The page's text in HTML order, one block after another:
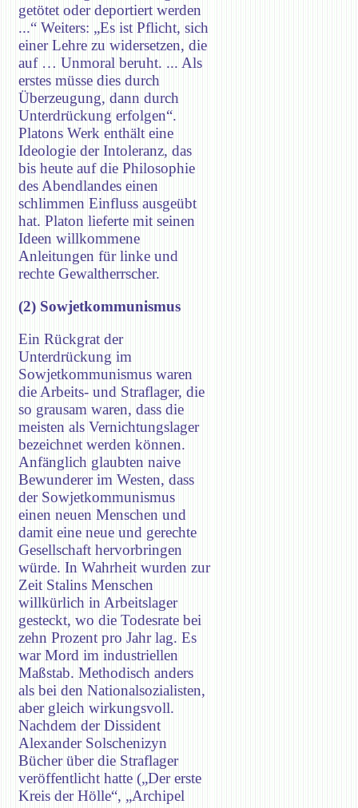
getötet oder deportiert werden
...“ Weiters: „Es ist Pflicht, sich
einer Lehre zu widersetzen, die
auf … Unmoral beruht. ... Als
erstes müsse dies durch
Überzeugung, dann durch
Unterdrückung erfolgen“.
Platons Werk enthält eine
Ideologie der Intoleranz, das
bis heute auf die Philosophie
des Abendlandes einen
schlimmen Einfluss ausgeübt
hat. Platon lieferte mit seinen
Ideen willkommene
Anleitungen für linke und
rechte Gewaltherrscher.
(2) Sowjetkommunismus
Ein Rückgrat der
Unterdrückung im
Sowjetkommunismus waren
die Arbeits- und Straflager, die
so grausam waren, dass die
meisten als Vernichtungslager
bezeichnet werden können.
Anfänglich glaubten naive
Bewunderer im Westen, dass
der Sowjetkommunismus
einen neuen Menschen und
damit eine neue und gerechte
Gesellschaft hervorbringen
würde. In Wahrheit wurden zur
Zeit Stalins Menschen
willkürlich in Arbeitslager
gesteckt, wo die Todesrate bei
zehn Prozent pro Jahr lag. Es
war Mord im industriellen
Maßstab. Methodisch anders
als bei den Nationalsozialisten,
aber gleich wirkungsvoll.
Nachdem der Dissident
Alexander Solschenizyn
Bücher über die Straflager
veröffentlicht hatte („Der erste
Kreis der Hölle“, „Archipel